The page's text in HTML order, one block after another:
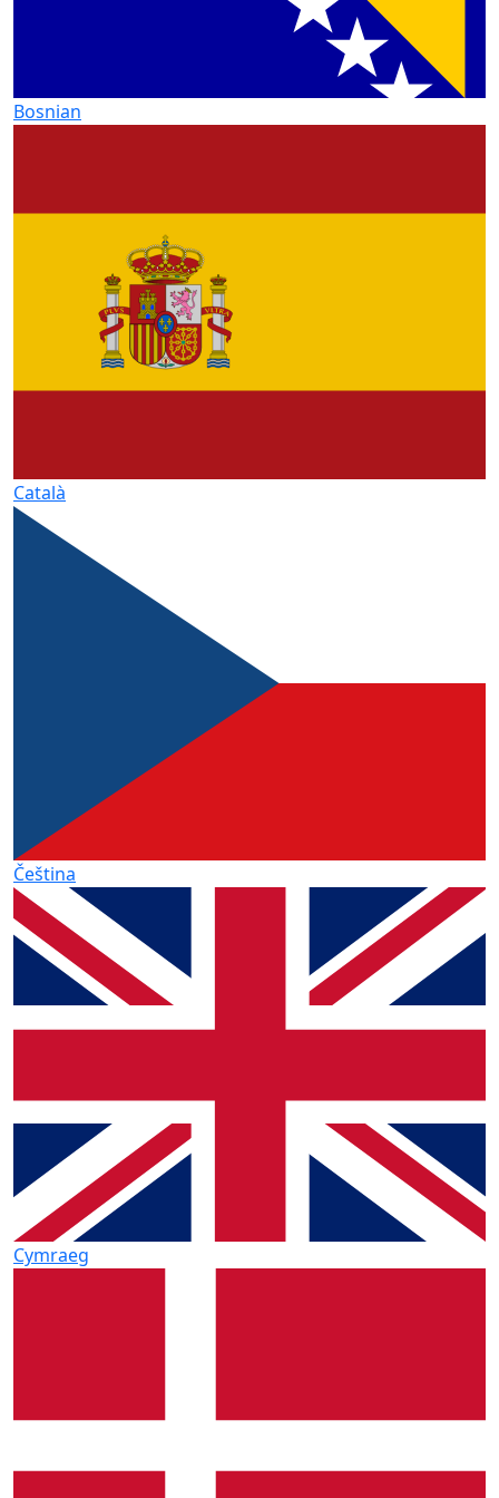
Bosnian
Català
Čeština
Cymraeg